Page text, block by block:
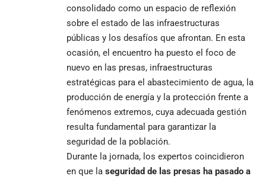
consolidado como un espacio de reflexión
sobre el estado de las infraestructuras
públicas y los desafíos que afrontan. En esta
ocasión, el encuentro ha puesto el foco de
nuevo en las presas, infraestructuras
estratégicas para el abastecimiento de agua, la
producción de energía y la protección frente a
fenómenos extremos, cuya adecuada gestión
resulta fundamental para garantizar la
seguridad de la población.
Durante la jornada, los expertos coincidieron
en que la seguridad de las presas ha pasado a